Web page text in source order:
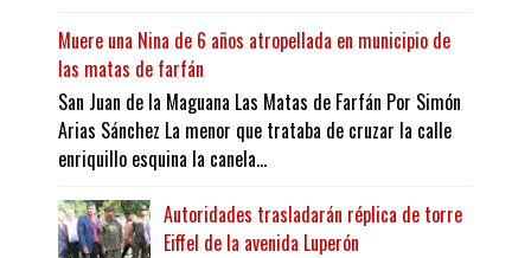
Muere una Nina de 6 años atropellada en municipio de
las matas de farfán
San Juan de la Maguana Las Matas de Farfán Por Simón
Arias Sánchez La menor que trataba de cruzar la calle
enriquillo esquina la canela...
Autoridades trasladarán réplica de torre
Eiffel de la avenida Luperón